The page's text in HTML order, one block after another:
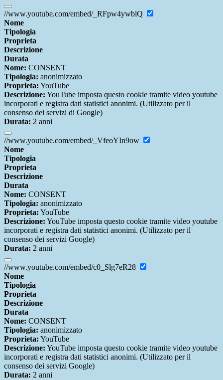
//www.youtube.com/embed/_RFpw4ywblQ
Nome
Tipologia
Proprieta
Descrizione
Durata
Nome: CONSENT
Tipologia: anonimizzato
Proprieta: YouTube
Descrizione: YouTube imposta questo cookie tramite video youtube
incorporati e registra dati statistici anonimi. (Utilizzato per il
consenso dei servizi di Google)
Durata: 2 anni
//www.youtube.com/embed/_VfeoYIn9ow
Nome
Tipologia
Proprieta
Descrizione
Durata
Nome: CONSENT
Tipologia: anonimizzato
Proprieta: YouTube
Descrizione: YouTube imposta questo cookie tramite video youtube
incorporati e registra dati statistici anonimi. (Utilizzato per il
consenso dei servizi Google)
Durata: 2 anni
//www.youtube.com/embed/c0_Slg7eR28
Nome
Tipologia
Proprieta
Descrizione
Durata
Nome: CONSENT
Tipologia: anonimizzato
Proprieta: YouTube
Descrizione: YouTube imposta questo cookie tramite video youtube
incorporati e registra dati statistici anonimi. (Utilizzato per il
consenso dei servizi Google)
Durata: 2 anni